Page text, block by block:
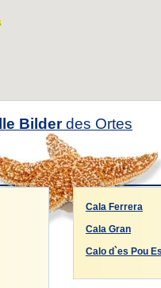
Bilderdes Ortes
Cala Ferrera
Cala Gran
Calo d`es Pou